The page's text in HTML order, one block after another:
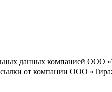
данных компанией ООО
от компании ООО